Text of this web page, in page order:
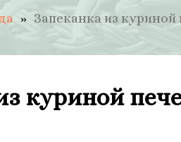
Запеканка из
куриной